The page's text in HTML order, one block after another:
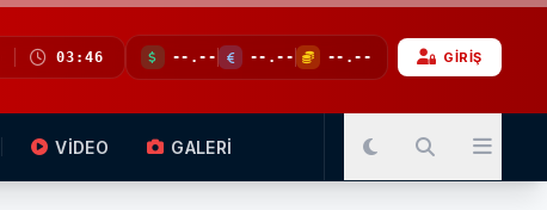
03:46 --.-- --.-- --.-- GİRİŞ
VİDEO GALERİ